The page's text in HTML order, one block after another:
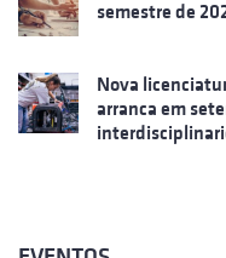
semestre de
Nova
arranca em